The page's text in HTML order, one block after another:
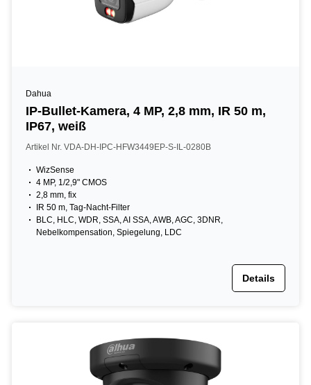
Dahua
IP-Bullet-Kamera, 4 MP, 2,8 mm, IR 50 m,
IP67, weiß
Artikel Nr. VDA-DH-IPC-HFW3449EP-S-IL-0280B
WizSense
4 MP, 1/2,9" CMOS
2,8 mm, fix
IR 50 m, Tag-Nacht-Filter
BLC, HLC, WDR, SSA, AI SSA, AWB, AGC, 3DNR,
Nebelkompensation, Spiegelung, LDC
Details